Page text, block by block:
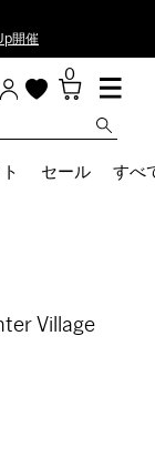
開催
0
セール すべ
Village